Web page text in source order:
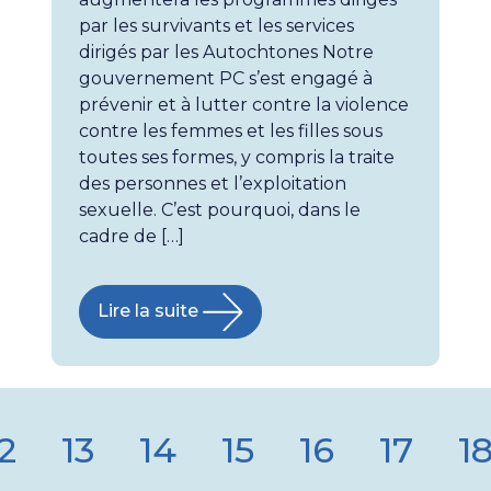
par les survivants et les services
dirigés par les Autochtones Notre
gouvernement PC s’est engagé à
prévenir et à lutter contre la violence
contre les femmes et les filles sous
toutes ses formes, y compris la traite
des personnes et l’exploitation
sexuelle. C’est pourquoi, dans le
cadre de […]
Lire la suite
13 14 15 16 17 18